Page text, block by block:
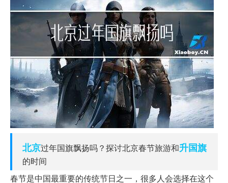
北京过年国旗飘扬吗？探讨北京春节旅游和升国旗
的时间
春节是中国最重要的传统节日之一，很多人会选择在这个